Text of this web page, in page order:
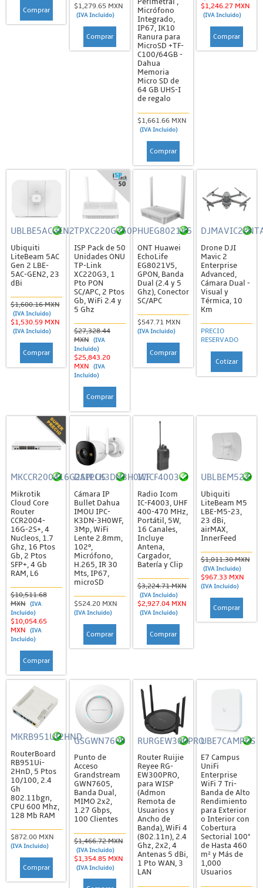
Chapas Magnéticas
Controladores de Acceso y Lectores Biométricos
Enroladoras, Lectoras y Tarjetas
Gabinetes
Kits de Alarma
Paneles
Sensores
Sirenas
Sistemas de Alerta / Incendio
Alerta Sísmica
Detectores de Humo
Estrobos y Sirenas
Video y Audio Porteros
Energía Eléctrica
Barras de Contactos y Extensiones
Baterias
Baterías de Respaldo
Baterías No Recargables
Cargadores de Baterías
Otras Baterías
Conectores y Clavijas
Fuentes de Poder
Interruptores y Protectores
Reguladores y Supresores
UPS y Generadores
Energía Solar
Conectores y Herramientas
Controladores e Inversores
Kits de Energía Solar
Montajes y Gabinetes
Paneles Solares
Equipo de Cómputo
CPUs
Comprar $1,279.65 MXN
(IVA Incluido)
Comprar
Perimetral ,
Micrófono
Integrado,
IP67, IK10
Ranura para
MicroSD +TF-
C100/64GB -
Dahua
Memoria
Micro SD de
64 GB UHS-I
de regalo
$1,661.66 MXN
(IVA Incluido)
Comprar
$1,246.27 MXN
(IVA Incluido)
Comprar
UBLBE5ACGEN2
Ubiquiti
LiteBeam 5AC
Gen 2 LBE-
5AC-GEN2, 23
dBi
$1,600.16 MXN
(IVA Incluido)
$1,530.59 MXN
(IVA Incluido)
Comprar
TPXC220G350P
ISP Pack de 50
Unidades ONU
TP-Link
XC220G3, 1
Pto PON
SC/APC, 2 Ptos
Gb, WiFi 2.4 y
5 Ghz
$27,328.44
MXN
(IVA
Incluido)
$25,843.20
MXN
(IVA
Incluido)
Comprar
HUEG8021V5
ONT Huawei
EchoLife
EG8021V5,
GPON, Banda
Dual (2.4 y 5
Ghz), Conector
SC/APC
$547.71 MXN
(IVA Incluido)
Comprar
Drone DJI
Mavic 2
Enterprise
Advanced,
Cámara Dual -
Visual y
Térmica, 10
Km
PRECIO
RESERVADO
Cotizar
MKCCR200416G2SPLUS
Mikrotik
Cloud Core
Router
CCR2004-
16G-2S+, 4
Nucleos, 1.7
Ghz, 16 Ptos
Gb, 2 Ptos
SFP+, 4 Gb
RAM, L6
$10,511.68
MXN
(IVA
Incluido)
$10,054.65
MXN
(IVA
Incluido)
Comprar
DAIPCK3DN3H0WF
Cámara IP
Bullet Dahua
IMOU IPC-
K3DN-3H0WF,
3Mp, WiFi
Lente 2.8mm,
102º,
Micrófono,
H.265, IR 30
Mts, IP67,
microSD
$524.20 MXN
(IVA Incluido)
Comprar
ICICF4003
Radio Icom
IC-F4003, UHF
400-470 MHz,
Portátil, 5W,
16 Canales,
Incluye
Antena,
Cargador,
Batería y Clip
$3,224.71 MXN
(IVA Incluido)
$2,927.04 MXN
(IVA Incluido)
Comprar
UBLBEM523
Ubiquiti
LiteBeam M5
LBE-M5-23,
23 dBi,
airMAX,
InnerFeed
$1,011.30 MXN
(IVA Incluido)
$967.33 MXN
(IVA Incluido)
Comprar
MKRB951UI2HND
RouterBoard
RB951Ui-
2HnD, 5 Ptos
10/100, 2.4
Gh
802.11bgn,
CPU 600 Mhz,
128 Mb RAM
$872.00 MXN
(IVA Incluido)
Comprar
GSGWN7605
Punto de
Acceso
Grandstream
GWN7605,
Banda Dual,
MIMO 2x2,
1.27 Gbps,
100 Clientes
$1,466.72 MXN
(IVA Incluido)
$1,354.85 MXN
(IVA Incluido)
RURGEW300PRO
Router Ruijie
Reyee RG-
EW300PRO,
para WISP
(Admon
Remota de
Usuarios y
Ancho de
Banda), WiFi 4
(802.11n), 2.4
Ghz, 2x2, 4
Antenas 5 dBi,
1 Pto WAN, 3
LAN
UBE7CAMPUS
E7 Campus
UniFi
Enterprise
WiFi 7 Tri-
Banda de Alto
Rendimiento
para Exterior
o Interior con
Cobertura
Sectorial 100°
de Hasta 460
m² y Más de
1,000
Usuarios